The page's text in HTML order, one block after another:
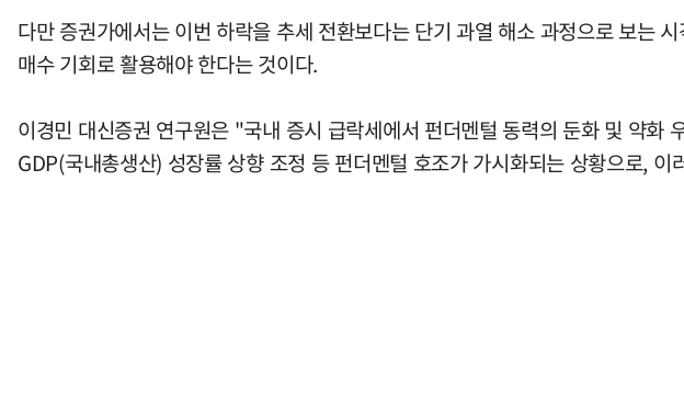
다만 증권가에서는 이번 하락을 추세 전환보다는 단기 과열 해소 과정으로 보는
매수 기회로 활용해야 한다는 것이다.
이경민 대신증권 연구원은 "국내 증시 급락세에서 펀더멘털 동력의 둔화 및 약
GDP(국내총생산) 성장률 상향 조정 등 펀더멘털 호조가 가시화되는 상황으로,